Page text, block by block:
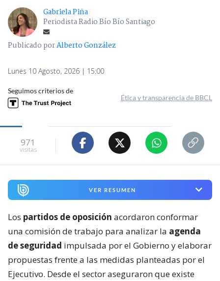
Gabriela Piña
Periodista Radio Bío Bío Santiago
Publicado porAlberto González
Lunes 10 Agosto, 2026 | 15:00
Seguimos criterios de
Ética y transparencia de BBCL
971
visitas
VER RESUMEN
Los partidos de oposición acordaron conformar
una comisión de trabajo para analizar la agenda
de seguridad impulsada por el Gobierno y elaborar
propuestas frente a las medidas planteadas por el
Ejecutivo. Desde el sector aseguraron que existe